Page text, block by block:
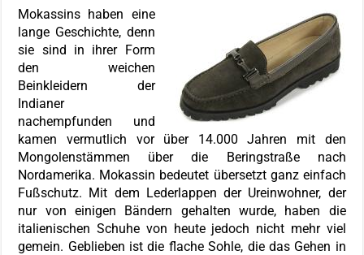
Mokassins haben eine
lange Geschichte, denn
sie sind in ihrer Form
den weichen
Beinkleidern der
Indianer
nachempfunden und
kamen vermutlich vor über 14.000 Jahren mit den
Mongolenstämmen über die Beringstraße nach
Nordamerika. Mokassin bedeutet übersetzt ganz einfach
Fußschutz. Mit dem Lederlappen der Ureinwohner, der
nur von einigen Bändern gehalten wurde, haben die
italienischen Schuhe von heute jedoch nicht mehr viel
gemein. Geblieben ist die flache Sohle, die das Gehen in